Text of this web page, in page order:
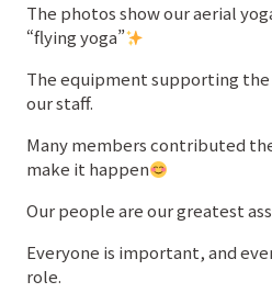
The photos show our aerial
“flying yoga”
The equipment supporting the
our staff.
Many members contributed
make it happen
Our people are our greatest
Everyone is important, and
role.